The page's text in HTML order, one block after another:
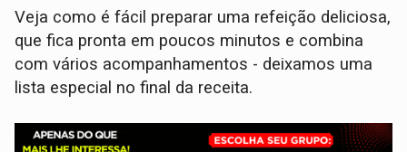
Veja como é fácil preparar uma refeição deliciosa,
que fica pronta em poucos minutos e combina
com vários acompanhamentos - deixamos uma
lista especial no final da receita.